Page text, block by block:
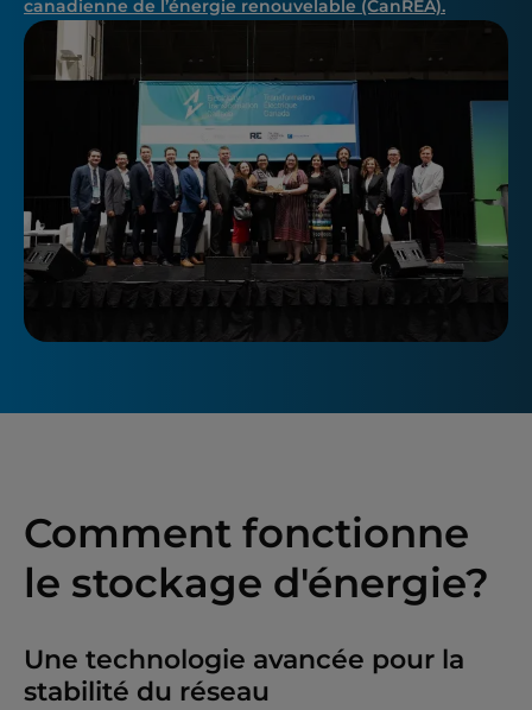
canadienne de l’énergie renouvelable (CanREA).
Comment fonctionne
le stockage d'énergie?
Une technologie avancée pour la
stabilité du réseau